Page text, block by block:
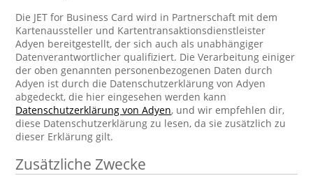
Die JET for Business Card wird in Partnerschaft mit dem
Kartenaussteller und Kartentransaktionsdienstleister
Adyen bereitgestellt, der sich auch als unabhängiger
Datenverantwortlicher qualifiziert. Die Verarbeitung einiger
der oben genannten personenbezogenen Daten durch
Adyen ist durch die Datenschutzerklärung von Adyen
abgedeckt, die hier eingesehen werden kann
Datenschutzerklärung von Adyen, und wir empfehlen dir,
diese Datenschutzerklärung zu lesen, da sie zusätzlich zu
dieser Erklärung gilt.
Zusätzliche Zwecke